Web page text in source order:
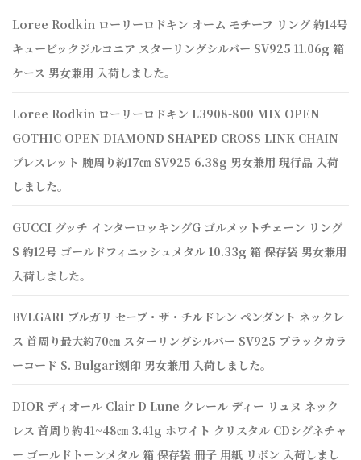
Loree Rodkin ローリーロドキン オーム モチーフ リング 約14号
キュービックジルコニア スターリングシルバー SV925 11.06g 箱
ケース 男女兼用 入荷しました。
Loree Rodkin ローリーロドキン L3908-800 MIX OPEN
GOTHIC OPEN DIAMOND SHAPED CROSS LINK CHAIN
ブレスレット 腕周り約17㎝ SV925 6.38g 男女兼用 現行品 入荷
しました。
GUCCI グッチ インターロッキングG ゴルメットチェーン リング
S 約12号 ゴールドフィニッシュメタル 10.33g 箱 保存袋 男女兼用
入荷しました。
BVLGARI ブルガリ セーブ・ザ・チルドレン ペンダント ネックレ
ス 首周り最大約70㎝ スターリングシルバー SV925 ブラックカラ
ーコード S. Bulgari刻印 男女兼用 入荷しました。
DIOR ディオール Clair D Lune クレール ディー リュヌ ネック
レス 首周り約41~48㎝ 3.41g ホワイト クリスタル CDシグネチャ
ー ゴールドトーンメタル 箱 保存袋 冊子 用紙 リボン 入荷しまし